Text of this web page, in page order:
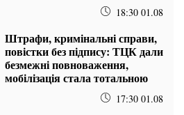
18:30 01.08
Штрафи, кримінальні справи,
повістки без підпису: ТЦК дали
безмежні повноваження,
мобілізація стала тотальною
17:30 01.08